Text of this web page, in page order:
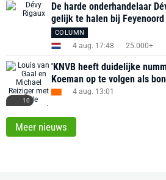
De harde onderhandelaar
gelijk te halen bij Feyenoord
COLUMN
4 aug. 17:48 25.000+
10
'KNVB heeft duidelijke
Koeman op te volgen als
4 aug. 13:01
Meer nieuws